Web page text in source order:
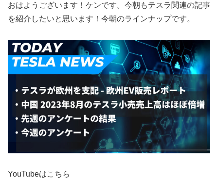
おはようございます！ケンです。今朝もテスラ関連の記事
を紹介したいと思います！今朝のラインナップです。
YouTubeはこちら